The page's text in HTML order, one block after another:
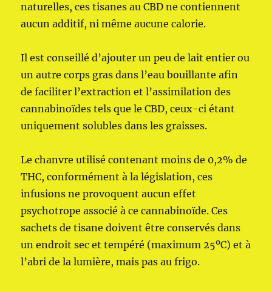
naturelles, ces tisanes au CBD ne contiennent
aucun additif, ni même aucune calorie.
Il est conseillé d’ajouter un peu de lait entier ou
un autre corps gras dans l’eau bouillante afin
de faciliter l’extraction et l’assimilation des
cannabinoïdes tels que le CBD, ceux-ci étant
uniquement solubles dans les graisses.
Le chanvre utilisé contenant moins de 0,2% de
THC, conformément à la législation, ces
infusions ne provoquent aucun effet
psychotrope associé à ce cannabinoïde. Ces
sachets de tisane doivent être conservés dans
un endroit sec et tempéré (maximum 25ºC) et à
l’abri de la lumière, mais pas au frigo.